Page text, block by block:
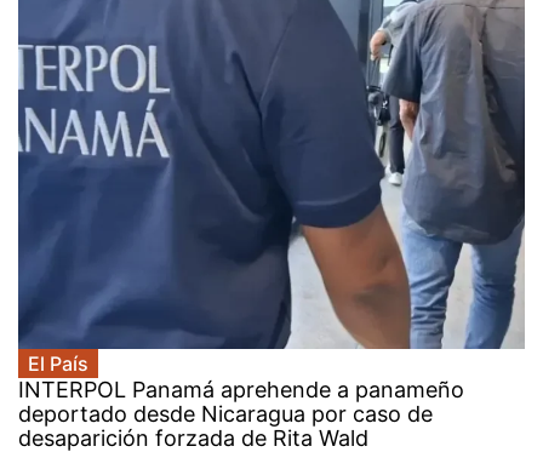
El País
INTERPOL Panamá aprehende a panameño
deportado desde Nicaragua por caso de
desaparición forzada de Rita Wald